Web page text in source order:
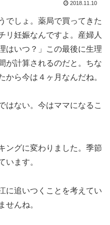
2018.11.10
でしょ。薬局で買ってきた
リ妊娠なんですよ。産婦人
はいつ？」この最後に生理
が計算されるのだと。ちな
から今は４ヶ月なんだね。
はない。今はママになるこ
ングに変わりました。季節
います。
に追いつくことを考えてい
せんね。